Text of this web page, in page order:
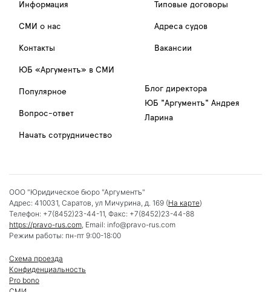
Информация
СМИ о нас
Контакты
Типовые договоры
Адреса судов
Вакансии
ЮБ «Аргументъ» в СМИ
Популярное
Вопрос-ответ
Начать сотрудничество
Блог директора
ЮБ "Аргументъ" Андрея
Ларина
ООО "Юридическое бюро "Аргументъ"
Адрес: 410031, Саратов, ул Мичурина, д. 169 (На карте)
Телефон: +7(8452)23-44-11, Факс: +7(8452)23-44-88
https://pravo-rus.com, Email: info@pravo-rus.com
Режим работы: пн-пт 9:00-18:00
Схема проезда
Конфиденциальность
Pro bono